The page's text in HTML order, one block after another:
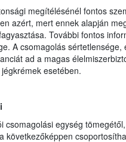
megítélésénél fontos
azért, mert ennek alapján
További fontos
A csomagolás
ad a magas
esetében.
csomagolási egység
következőképpen